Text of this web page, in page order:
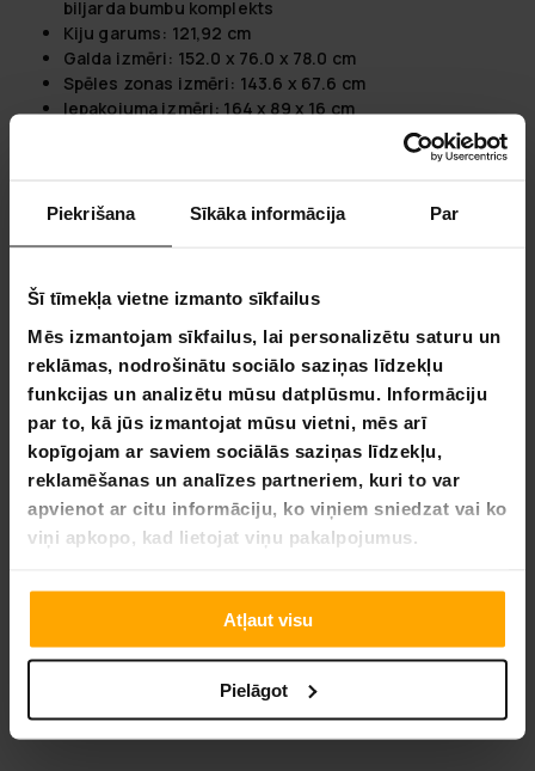
Piekrišana Sīkāka informācija Par
Šī tīmekļa vietne izmanto sīkfailus
Mēs izmantojam sīkfailus, lai personalizētu saturu un
reklāmas, nodrošinātu sociālo saziņas līdzekļu
funkcijas un analizētu mūsu datplūsmu. Informāciju
par to, kā jūs izmantojat mūsu vietni, mēs arī
kopīgojam ar saviem sociālās saziņas līdzekļu,
reklamēšanas un analīzes partneriem, kuri to var
apvienot ar citu informāciju, ko viņiem sniedzat vai ko
viņi apkopo, kad lietojat viņu pakalpojumus.
Atļaut visu
Pielāgot
biljarda bumbu komplekts
Kiju garums: 121,92 cm
Galda izmēri: 152.0 x 76.0 x 78.0 cm
Spēles zonas izmēri: 143.6 x 67.6 cm
Iepakojuma izmēri: 164 x 89 x 16 cm
4,4
5
3
1
0
0
UZRAKSTĪT ATSAUKSMI
Atsauksme Jautājums